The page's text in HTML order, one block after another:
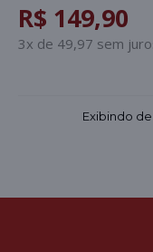
R$ 149,90
3x de 49,97 sem
Exibindo de